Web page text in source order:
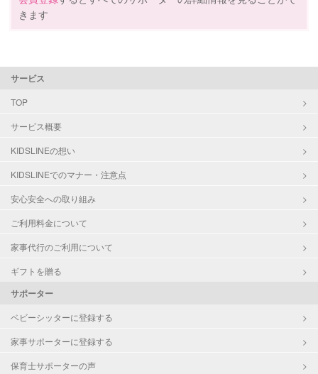
きます
サービス
TOP
サービス概要
KIDSLINEの想い
KIDSLINEでのマナー・注意点
安心安全への取り組み
ご利用料金について
家事代行のご利用について
ギフトを贈る
サポーター
ベビーシッターに登録する
家事サポーターに登録する
保育士サポーターの声